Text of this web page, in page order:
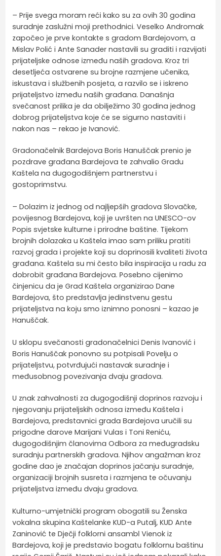
– Prije svega moram reći kako su za ovih 30 godina
suradnje zaslužni moji prethodnici. Veselko Andromak
započeo je prve kontakte s gradom Bardejovom, a
Mislav Polić i Ante Sanader nastavili su graditi i razvijati
prijateljske odnose između naših gradova. Kroz tri
desetljeća ostvarene su brojne razmjene učenika,
iskustava i službenih posjeta, a razvilo se i iskreno
prijateljstvo između naših građana. Današnja
svečanost prilika je da obilježimo 30 godina jednog
dobrog prijateljstva koje će se sigurno nastaviti i
nakon nas – rekao je Ivanović.
Gradonačelnik Bardejova Boris Hanuščak prenio je
pozdrave građana Bardejova te zahvalio Gradu
Kaštela na dugogodišnjem partnerstvu i
gostoprimstvu.
– Dolazim iz jednog od najljepših gradova Slovačke,
povijesnog Bardejova, koji je uvršten na UNESCO-ov
Popis svjetske kulturne i prirodne baštine. Tijekom
brojnih dolazaka u Kaštela imao sam priliku pratiti
razvoj grada i projekte koji su doprinosili kvaliteti života
građana. Kaštela su mi često bila inspiracija u radu za
dobrobit građana Bardejova. Posebno cijenimo
činjenicu da je Grad Kaštela organizirao Dane
Bardejova, što predstavlja jedinstvenu gestu
prijateljstva na koju smo iznimno ponosni – kazao je
Hanuščak.
U sklopu svečanosti gradonačelnici Denis Ivanović i
Boris Hanuščak ponovno su potpisali Povelju o
prijateljstvu, potvrđujući nastavak suradnje i
međusobnog povezivanja dvaju gradova.
U znak zahvalnosti za dugogodišnji doprinos razvoju i
njegovanju prijateljskih odnosa između Kaštela i
Bardejova, predstavnici grada Bardejova uručili su
prigodne darove Marijani Vulas i Toni Reniću,
dugogodišnjim članovima Odbora za međugradsku
suradnju partnerskih gradova. Njihov angažman kroz
godine dao je značajan doprinos jačanju suradnje,
organizaciji brojnih susreta i razmjena te očuvanju
prijateljstva između dvaju gradova.
Kulturno-umjetnički program obogatili su Ženska
vokalna skupina Kaštelanke KUD-a Putalj, KUD Ante
Zaninović te Dječji folklorni ansambl Vienok iz
Bardejova, koji je predstavio bogatu folklornu baštinu